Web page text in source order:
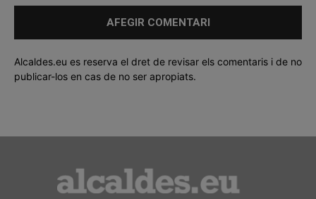
Alcaldes.eu es reserva el dret de revisar els comentaris i de no
publicar-los en cas de no ser apropiats.